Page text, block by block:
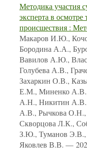
Методика участия
эксперта в осмотре
происшествия :
Макаров И.Ю.,
Бородина А.А.,
Вавилов А.Ю.,
Голубева А.В.,
Захаркин О.В.,
Е.М., Миненко
А.Н., Никитин
А.В., Рычкова О.Н.,
Скворцова Л.К.,
З.Ю., Туманов Э.В.,
Яковлев В.В. —